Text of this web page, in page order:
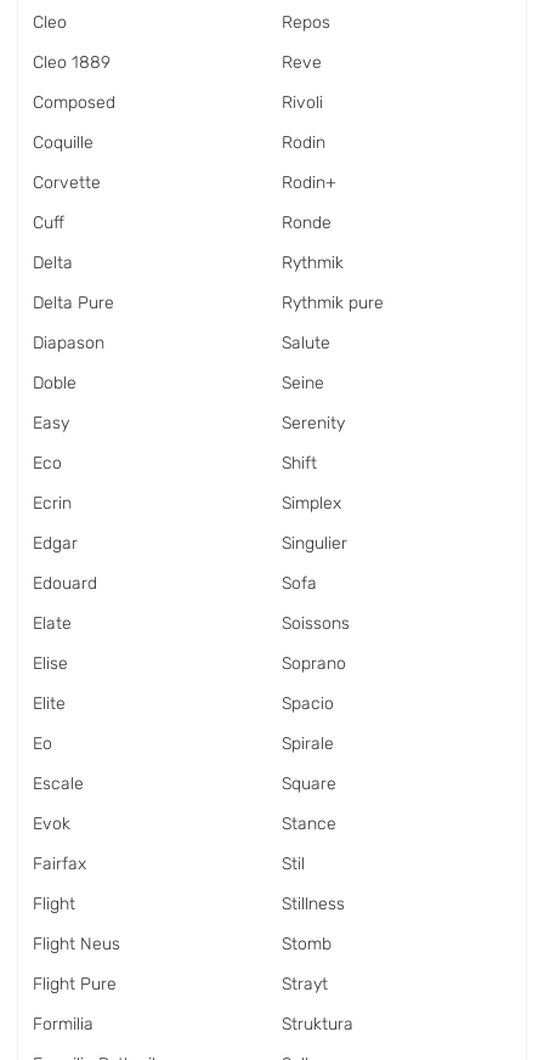
Cleo
Cleo 1889
Composed
Coquille
Corvette
Cuff
Delta
Delta Pure
Diapason
Doble
Easy
Eco
Ecrin
Edgar
Edouard
Elate
Elise
Elite
Eo
Escale
Evok
Fairfax
Flight
Flight Neus
Flight Pure
Formilia
Repos
Reve
Rivoli
Rodin
Rodin+
Ronde
Rythmik
Rythmik pure
Salute
Seine
Serenity
Shift
Simplex
Singulier
Sofa
Soissons
Soprano
Spacio
Spirale
Square
Stance
Stil
Stillness
Stomb
Strayt
Struktura